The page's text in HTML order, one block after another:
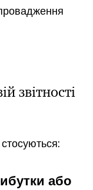
звітності
або